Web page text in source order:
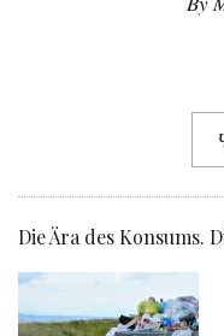
Die Ära des Konsums.